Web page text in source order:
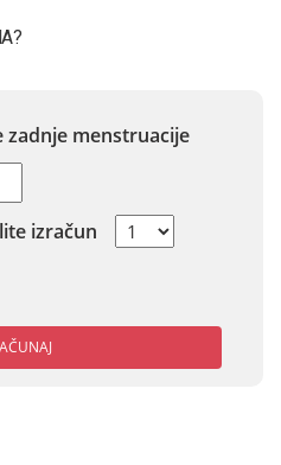
zadnje menstruacije
izračun